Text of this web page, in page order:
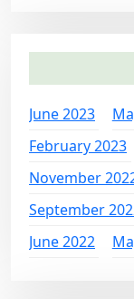
June 2023
February 2023
November
September
June 2022